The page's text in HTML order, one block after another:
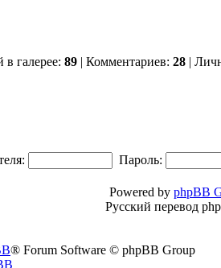
галерее: 89 | Комментариев: 28 |
Пароль:
Powered by phpBB
Русский перевод
® Forum Software © phpBB Group